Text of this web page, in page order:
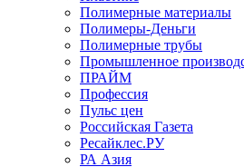
Полимерные материалы
Полимеры-Деньги
Полимерные трубы
Промышленное
ПРАЙМ
Профессия
Пульс цен
Российская Газета
Ресайклес.РУ
РА Азия